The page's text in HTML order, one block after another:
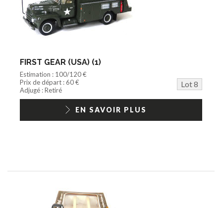
FIRST GEAR (USA) (1)
Estimation : 100/120 €
Prix de départ : 60 €
Lot 8
Adjugé : Retiré
EN SAVOIR PLUS